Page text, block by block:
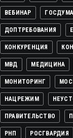
ВЕБИНАР ГОСДУМА
ДОПТРЕБОВАНИЯ
КОНКУРЕНЦИЯ
МВД МЕДИЦИНА
МОНИТОРИНГ
НАЦРЕЖИМ
ПРАВИТЕЛЬСТВО
РНП РОСГВАРДИЯ